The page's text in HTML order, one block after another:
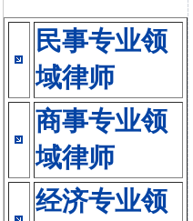
民事专业领
域律师
商事专业领
域律师
经济专业领